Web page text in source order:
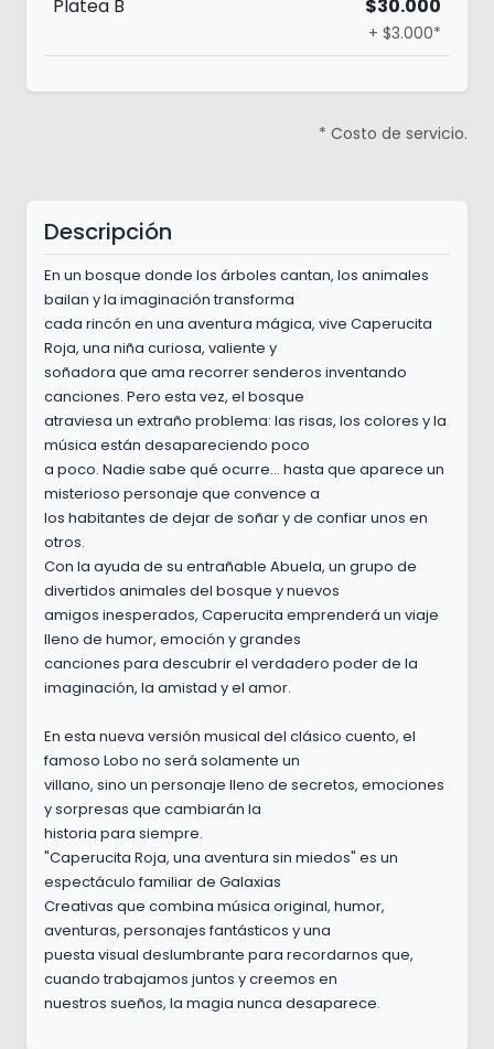
Platea B $30.000
+ $3.000*
* Costo de servicio.
Descripción
En un bosque donde los árboles cantan, los animales
bailan y la imaginación transforma
cada rincón en una aventura mágica, vive Caperucita
Roja, una niña curiosa, valiente y
soñadora que ama recorrer senderos inventando
canciones. Pero esta vez, el bosque
atraviesa un extraño problema: las risas, los colores y la
música están desapareciendo poco
a poco. Nadie sabe qué ocurre... hasta que aparece un
misterioso personaje que convence a
los habitantes de dejar de soñar y de confiar unos en
otros.
Con la ayuda de su entrañable Abuela, un grupo de
divertidos animales del bosque y nuevos
amigos inesperados, Caperucita emprenderá un viaje
lleno de humor, emoción y grandes
canciones para descubrir el verdadero poder de la
imaginación, la amistad y el amor.
En esta nueva versión musical del clásico cuento, el
famoso Lobo no será solamente un
villano, sino un personaje lleno de secretos, emociones
y sorpresas que cambiarán la
historia para siempre.
"Caperucita Roja, una aventura sin miedos" es un
espectáculo familiar de Galaxias
Creativas que combina música original, humor,
aventuras, personajes fantásticos y una
puesta visual deslumbrante para recordarnos que,
cuando trabajamos juntos y creemos en
nuestros sueños, la magia nunca desaparece.